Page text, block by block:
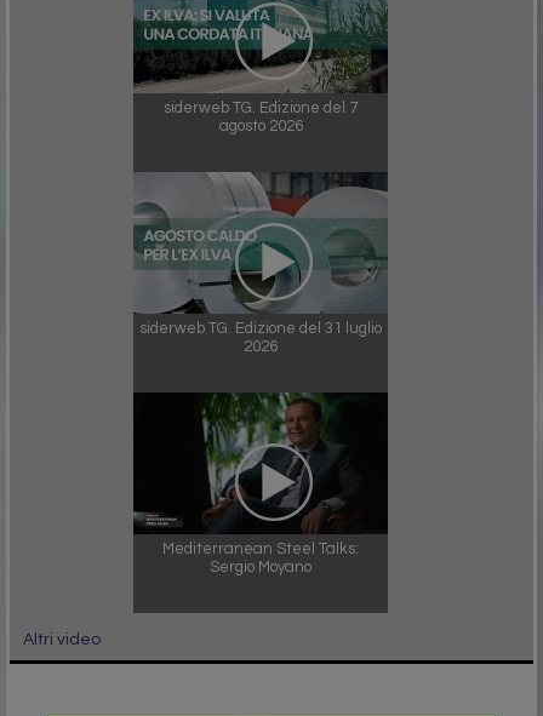
siderweb TG. Edizione del 7
agosto 2026
siderweb TG. Edizione del 31 luglio
2026
Mediterranean Steel Talks:
Sergio Moyano
Altri video